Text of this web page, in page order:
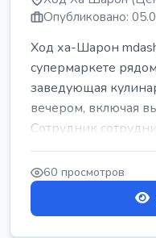
Опубликовано:
Ход ха-Шарон
супермаркете
заведующая
вечером, включая
Сотрудник
60 просмотров